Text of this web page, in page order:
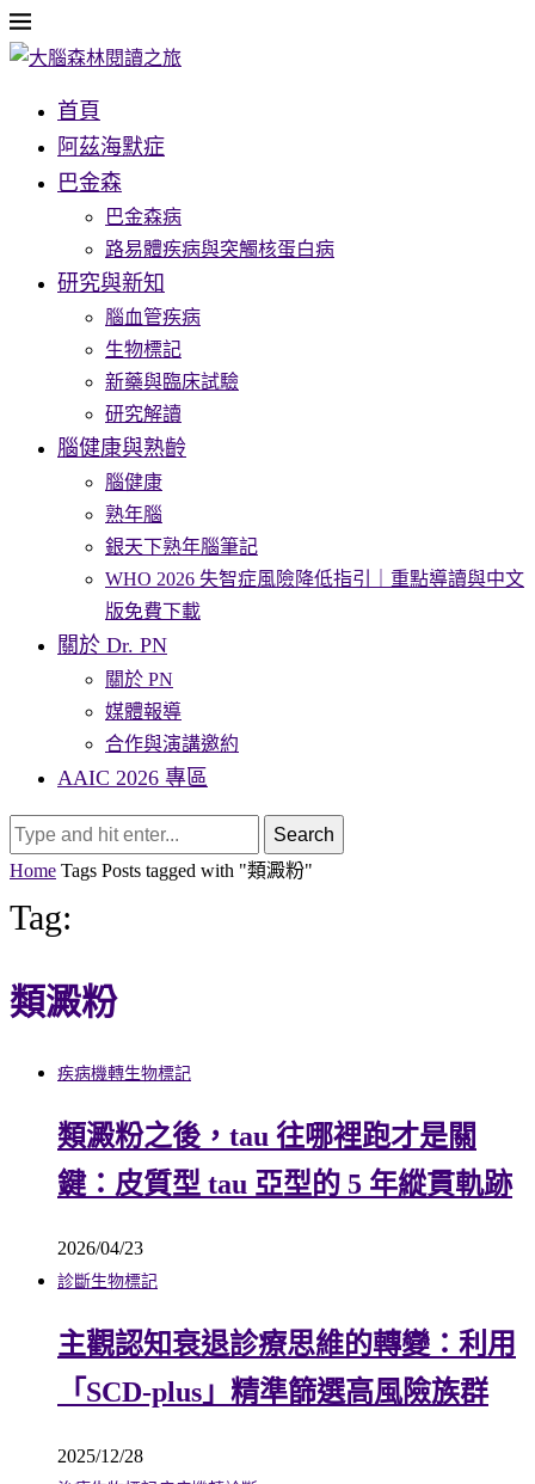
首頁
阿茲海默症
巴金森
巴金森病
路易體疾病與突觸核蛋白病
研究與新知
腦血管疾病
生物標記
新藥與臨床試驗
研究解讀
腦健康與熟齡
腦健康
熟年腦
銀天下熟年腦筆記
WHO 2026 失智症風險降低指引｜重點導讀與中文
版免費下載
關於 Dr. PN
關於 PN
媒體報導
合作與演講邀約
AAIC 2026 專區
Search
Home Tags Posts tagged with "類澱粉"
Tag:
類澱粉
疾病機轉生物標記
類澱粉之後，tau 往哪裡跑才是關
鍵：皮質型 tau 亞型的 5 年縱貫軌跡
2026/04/23
診斷生物標記
主觀認知衰退診療思維的轉變：利用
「SCD-plus」精準篩選高風險族群
2025/12/28